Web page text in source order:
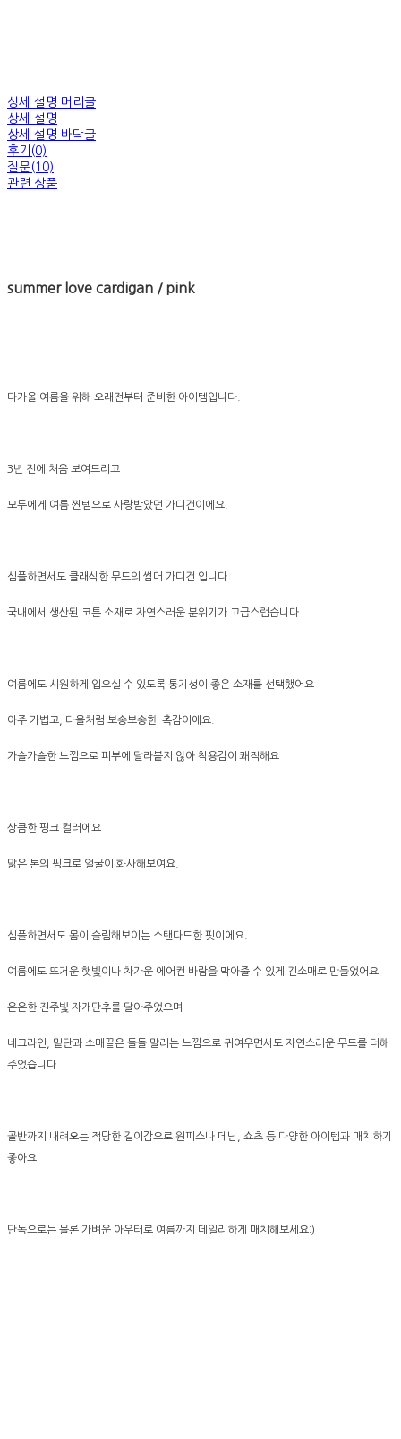
상세 설명 머리글
상세 설명
상세 설명 바닥글
후기(0)
질문(10)
관련 상품
summer love cardigan / pink
다가올 여름을 위해 오래전부터 준비한 아이템입니다.
3년 전에 처음 보여드리고
모두에게 여름 찐템으로 사랑받았던 가디건이에요.
심플하면서도 클래식한 무드의 썸머 가디건 입니다
국내에서 생산된 코튼 소재로 자연스러운 분위기가 고급스럽습니다
여름에도 시원하게 입으실 수 있도록 통기성이 좋은 소재를 선택했어요
아주 가볍고, 타올처럼 보송보송한 촉감이에요.
가슬가슬한 느낌으로 피부에 달라붙지 않아 착용감이 쾌적해요
상큼한 핑크 컬러에요
맑은 톤의 핑크로 얼굴이 화사해보여요.
심플하면서도 몸이 슬림해보이는 스탠다드한 핏이에요.
여름에도 뜨거운 햇빛이나 차가운 에어컨 바람을 막아줄 수 있게 긴소매로 만들었어요
은은한 진주빛 자개단추를 달아주었으며
네크라인, 밑단과 소매끝은 돌돌 말리는 느낌으로 귀여우면서도 자연스러운 무드를 더해
주었습니다
골반까지 내려오는 적당한 길이감으로 원피스나 데님, 쇼츠 등 다양한 아이템과 매치하기
좋아요
단독으로는 물론 가벼운 아우터로 여름까지 데일리하게 매치해보세요:)